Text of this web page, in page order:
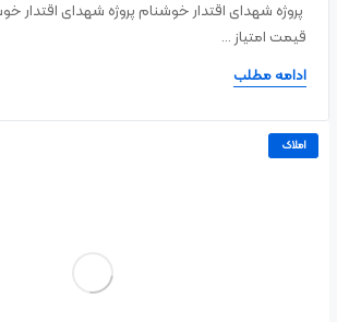
پروژه شهدای اقتدار خوشنام پروژه شهدای اقتدار
قیمت امتیاز ...
ادامه مطلب
املاک